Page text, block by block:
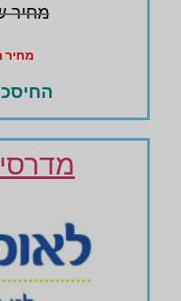
מחיר
מחיר